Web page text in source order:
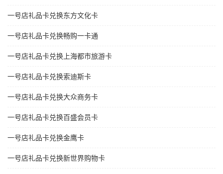
一号店礼品卡兑换东方文化卡
一号店礼品卡兑换畅购一卡通
一号店礼品卡兑换上海都市旅游卡
一号店礼品卡兑换索迪斯卡
一号店礼品卡兑换大众商务卡
一号店礼品卡兑换百盛会员卡
一号店礼品卡兑换金鹰卡
一号店礼品卡兑换新世界购物卡